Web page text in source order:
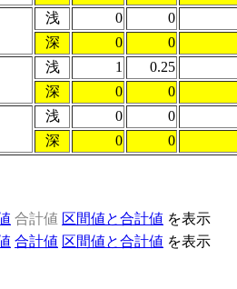
浅 0
0
深
0 0
浅 1
0.25
深
0 0
浅 0
0
深
0 0
合計値 区間値と合計値 を表示
合計値 区間値と合計値 を表示